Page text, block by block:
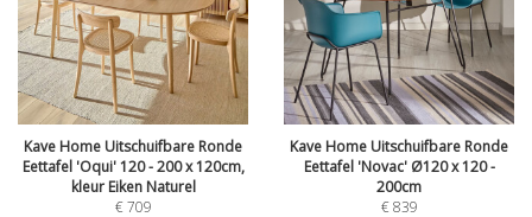
Kave Home Uitschuifbare Ronde
Eettafel 'Oqui' 120 - 200 x 120cm,
kleur Eiken Naturel
€709
Kave Home Uitschuifbare Ronde
Eettafel 'Novac' Ø120 x 120 -
200cm
€839